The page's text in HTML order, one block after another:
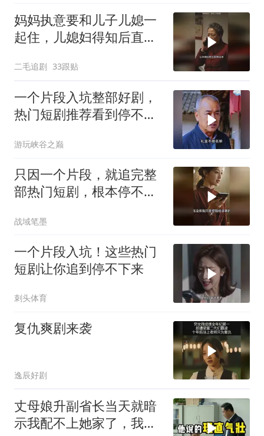
妈妈执意要和儿子儿媳一
起住，儿媳妇得知后直接
二毛追剧 33跟贴
一个片段入坑整部好剧，
热门短剧推荐看到停不下
游玩峡谷之巅
只因一个片段，就追完整
部热门短剧，根本停不下
战域笔墨
一个片段入坑！这些热门
短剧让你追到停不下来
刺头体育
复仇爽剧来袭
逸辰好剧
丈母娘升副省长当天就暗
示我配不上她家了，我当